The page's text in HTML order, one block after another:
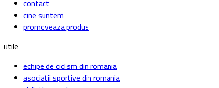
contact
cine suntem
promoveaza produs
utile
echipe de ciclism din romania
asociatii sportive din romania